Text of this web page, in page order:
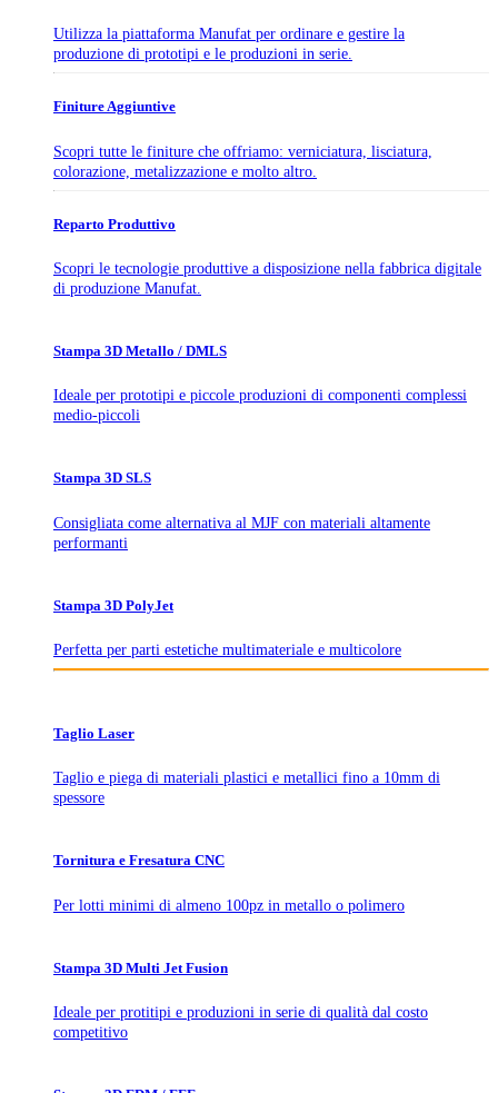
Utilizza la piattaforma Manufat per ordinare e gestire la
produzione di prototipi e le produzioni in serie.
Finiture Aggiuntive
Scopri tutte le finiture che offriamo: verniciatura, lisciatura,
colorazione, metalizzazione e molto altro.
Reparto Produttivo
Scopri le tecnologie produttive a disposizione nella fabbrica digitale
di produzione Manufat.
Stampa 3D Metallo / DMLS
Ideale per prototipi e piccole produzioni di componenti complessi
medio-piccoli
Stampa 3D SLS
Consigliata come alternativa al MJF con materiali altamente
performanti
Stampa 3D PolyJet
Perfetta per parti estetiche multimateriale e multicolore
Taglio Laser
Taglio e piega di materiali plastici e metallici fino a 10mm di
spessore
Tornitura e Fresatura CNC
Per lotti minimi di almeno 100pz in metallo o polimero
Stampa 3D Multi Jet Fusion
Ideale per protitipi e produzioni in serie di qualità dal costo
competitivo